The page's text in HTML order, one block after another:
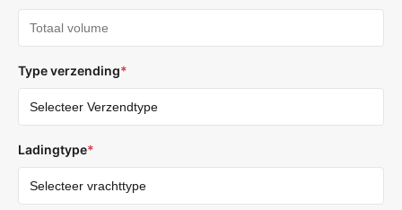
Type verzending*
Ladingtype*